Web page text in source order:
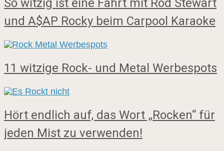
So witzig ist eine Fahrt mit Rod Stewart
und A$AP Rocky beim Carpool Karaoke
11 witzige Rock- und Metal Werbespots
Hört endlich auf, das Wort „Rocken“ für
jeden Mist zu verwenden!